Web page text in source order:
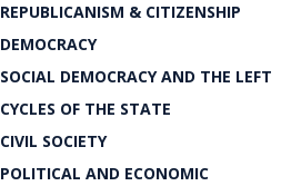
REPUBLICANISM & CITIZENSHIP
DEMOCRACY
SOCIAL DEMOCRACY AND THE LEFT
CYCLES OF THE STATE
CIVIL SOCIETY
POLITICAL AND ECONOMIC